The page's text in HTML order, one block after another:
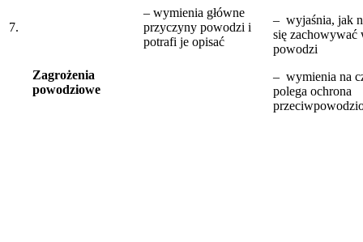
7.
Zagrożenia
powodziowe
– wymienia główne
przyczyny powodzi i
potrafi je opisać
– wyjaśnia, jak
się zachowywać
powodzi
– wymienia na
polega ochrona